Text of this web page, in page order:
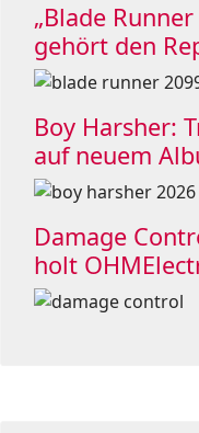
„Blade
gehört den
Boy Harsher:
auf neuem
Damage
holt